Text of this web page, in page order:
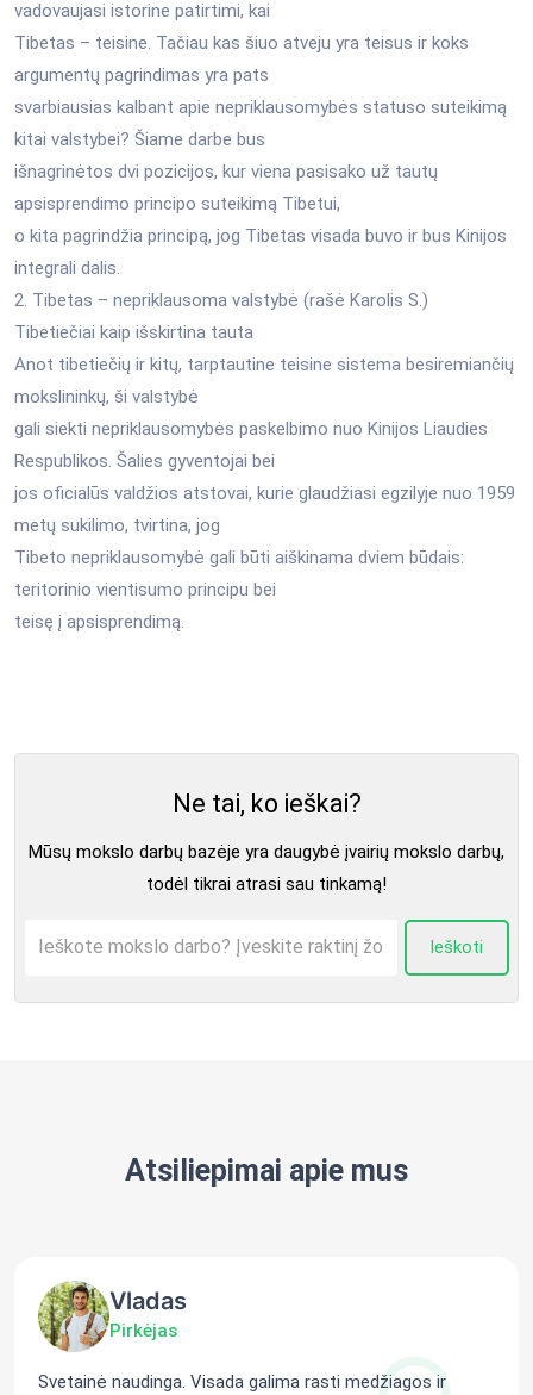
vadovaujasi istorine patirtimi, kai
Tibetas – teisine. Tačiau kas šiuo atveju yra teisus ir koks
argumentų pagrindimas yra pats
svarbiausias kalbant apie nepriklausomybės statuso suteikimą
kitai valstybei? Šiame darbe bus
išnagrinėtos dvi pozicijos, kur viena pasisako už tautų
apsisprendimo principo suteikimą Tibetui,
o kita pagrindžia principą, jog Tibetas visada buvo ir bus Kinijos
integrali dalis.
2. Tibetas – nepriklausoma valstybė (rašė Karolis S.)
Tibetiečiai kaip išskirtina tauta
Anot tibetiečių ir kitų, tarptautine teisine sistema besiremiančių
mokslininkų, ši valstybė
gali siekti nepriklausomybės paskelbimo nuo Kinijos Liaudies
Respublikos. Šalies gyventojai bei
jos oficialūs valdžios atstovai, kurie glaudžiasi egzilyje nuo 1959
metų sukilimo, tvirtina, jog
Tibeto nepriklausomybė gali būti aiškinama dviem būdais:
teritorinio vientisumo principu bei
teisę į apsisprendimą.
Ne tai, ko ieškai?
Mūsų mokslo darbų bazėje yra daugybė įvairių mokslo darbų,
todėl tikrai atrasi sau tinkamą!
Ieškoti
Atsiliepimai apie mus
Vladas
Pirkėjas
Svetainė naudinga. Visada galima rasti medžiagos ir